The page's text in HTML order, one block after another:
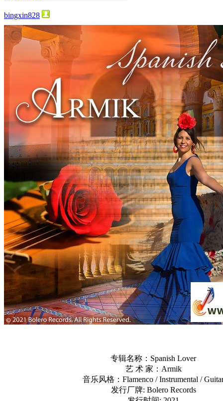
bingxin828
42
主题
330
积分
积分
2025-3-22 05:58:20 / 显示全部楼层 /阅读模式
19550
专辑名称：Spanish Lover
艺 术 家：Armik
音乐风格：Flamenco / Instrumental /
发行厂牌: Bolero Records